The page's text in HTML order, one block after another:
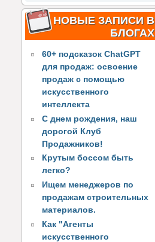
НОВЫЕ ЗАПИСИ В
БЛОГАХ
60+ подсказок ChatGPT
для продаж: освоение
продаж с помощью
искусственного
интеллекта
С днем рождения, наш
дорогой Клуб
Продажников!
Крутым боссом быть
легко?
Ищем менеджеров по
продажам строительных
материалов.
Как "Агенты
искусственного